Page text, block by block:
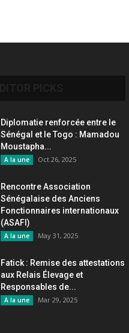
Diplomatie renforcée entre le
Sénégal et le Togo : Mamadou
Moustapha...
A la une Oct 26, 2025
Rencontre Association
Sénégalaise des Anciens
Fonctionnaires internationaux
(ASAFI)
A la une May 31, 2025
Fatick : Remise des attestations
aux Relais Élevage et
Responsables de...
A la une Mar 29, 2025